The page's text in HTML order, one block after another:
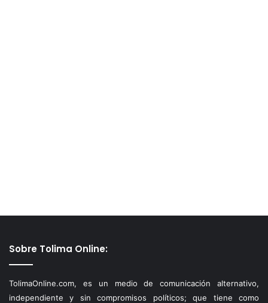
Sobre Tolima Online:
TolimaOnline.com, es un medio de comunicación alternativo,
independiente y sin compromisos políticos; que tiene como